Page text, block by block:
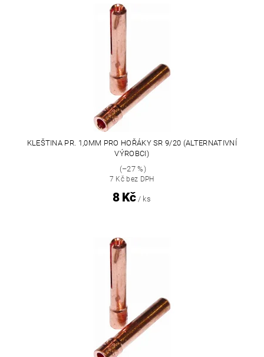
KLEŠTINA PR. 1,0MM PRO HOŘÁKY SR 9/20 (ALTERNATIVNÍ
VÝROBCI)
(–27 %)
7 Kč bez DPH
8 Kč / ks